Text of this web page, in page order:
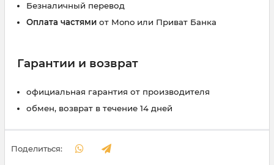
Безналичный перевод
Оплата частями от Mono или Приват Банка
Гарантии и возврат
официальная гарантия от производителя
обмен, возврат в течение 14 дней
Поделиться: